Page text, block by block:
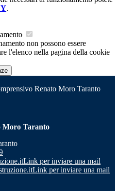
.
non possono essere
l'elenco nella pagina della cookie
Renato Moro Taranto
Moro Taranto
Link per inviare una mail
Link per inviare una mail